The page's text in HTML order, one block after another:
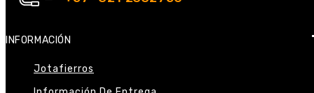
INFORMACIÓN
Jotafierros